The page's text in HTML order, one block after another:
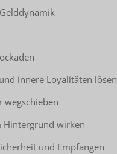
innere Loyalitäten lösen
wegschieben
Hintergrund wirken
und Empfangen